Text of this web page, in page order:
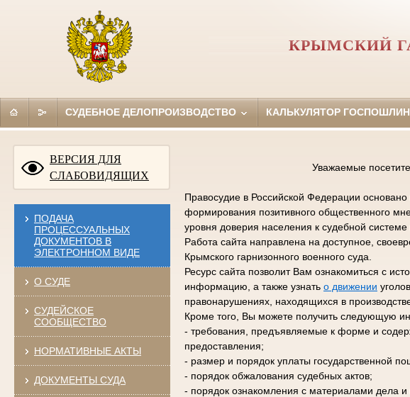
КРЫМСКИЙ
СУДЕБНОЕ ДЕЛОПРОИЗВОДСТВО КАЛЬКУЛЯТОР
ВЕРСИЯ ДЛЯ
СЛАБОВИДЯЩИХ
ПОДАЧА
ПРОЦЕССУАЛЬНЫХ
ДОКУМЕНТОВ В
ЭЛЕКТРОННОМ ВИДЕ
О СУДЕ
СУДЕЙСКОЕ
СООБЩЕСТВО
НОРМАТИВНЫЕ АКТЫ
ДОКУМЕНТЫ СУДА
Уважаемые
Правосудие в Российской Федерации основано
формирования позитивного общественного
уровня доверия населения к судебной
Работа сайта направлена на доступное,
Крымского гарнизонного военного суда.
Ресурс сайта позволит Вам ознакомиться с
информацию, а также узнать о движении
правонарушениях, находящихся в
Кроме того, Вы можете получить следующую
- требования, предъявляемые к форме и
предоставления;
- размер и порядок уплаты государственной
- порядок обжалования судебных актов;
- порядок ознакомления с материалами дела